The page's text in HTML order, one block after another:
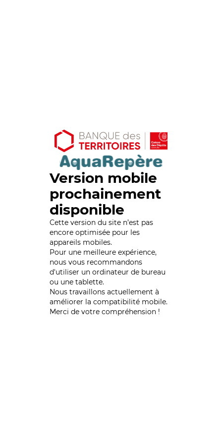
Version mobile
prochainement
disponible
Cette version du site n’est pas
encore optimisée pour les
appareils mobiles.
Pour une meilleure expérience,
nous vous recommandons
d'utiliser un ordinateur de bureau
ou une tablette.
Nous travaillons actuellement à
améliorer la compatibilité mobile.
Merci de votre compréhension !